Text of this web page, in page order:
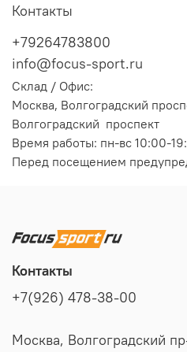
Контакты
+79264783800
info@focus-sport.ru
Склад / Офис:
Москва, Волгоградский
Волгоградский проспект
Время работы: пн-вс 10:00-
Перед посещением
Контакты
+7(926) 478-38-00
Москва, Волгоградский